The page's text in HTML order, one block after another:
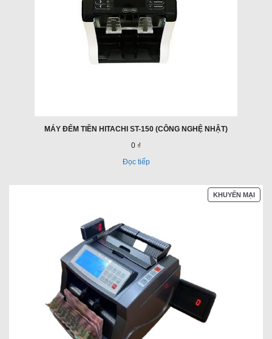
MÁY ĐẾM TIỀN HITACHI ST-150 (CÔNG NGHỆ NHẬT)
0 ₫
Đọc tiếp
KHUYẾN MẠISẢN